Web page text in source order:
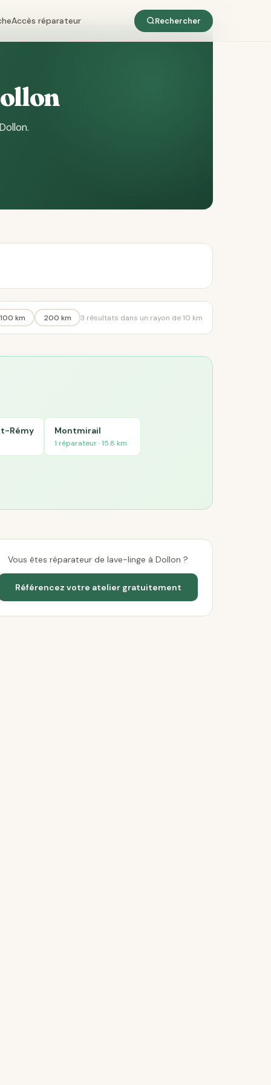
Accès réparateur Rechercher
.
100 km 200 km 3 résultats dans un rayon de 10 km
Rémy Montmirail
1 réparateur · 15.8 km
Vous êtes réparateur de lave-linge à Dollon ?
Référencez votre atelier gratuitement